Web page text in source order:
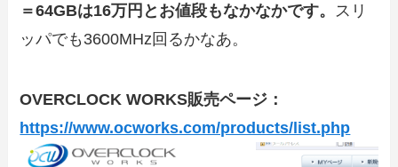
＝64GBは16万円とお値段もなかなかです。
スリ
ッパでも3600MHz回るかなあ。
OVERCLOCK WORKS販売ページ：
https://www.ocworks.com/products/list.php